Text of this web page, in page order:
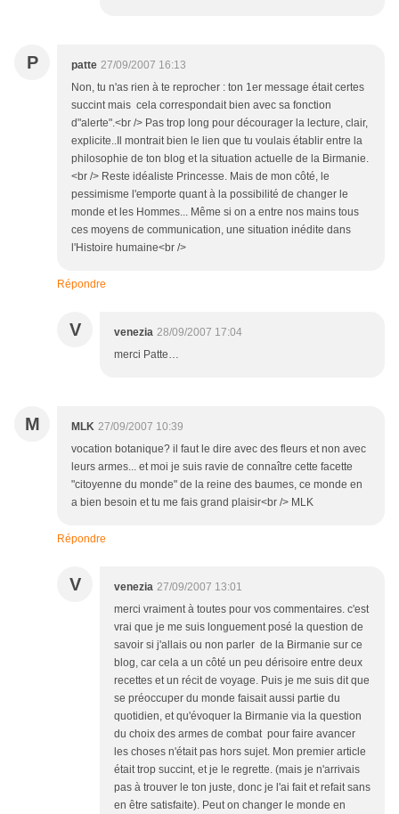
P patte 27/09/2007 16:13
Non, tu n'as rien à te reprocher : ton 1er message était certes
succint mais cela correspondait bien avec sa fonction
d"alerte".<br /> Pas trop long pour décourager la lecture, clair,
explicite..Il montrait bien le lien que tu voulais établir entre la
philosophie de ton blog et la situation actuelle de la Birmanie.
<br /> Reste idéaliste Princesse. Mais de mon côté, le
pessimisme l'emporte quant à la possibilité de changer le
monde et les Hommes... Même si on a entre nos mains tous
ces moyens de communication, une situation inédite dans
l'Histoire humaine<br />
Répondre
V venezia 28/09/2007 17:04
merci Patte…
M MLK 27/09/2007 10:39
vocation botanique? il faut le dire avec des fleurs et non avec
leurs armes... et moi je suis ravie de connaître cette facette
"citoyenne du monde" de la reine des baumes, ce monde en
a bien besoin et tu me fais grand plaisir<br /> MLK
Répondre
V venezia 27/09/2007 13:01
merci vraiment à toutes pour vos commentaires. c'est
vrai que je me suis longuement posé la question de
savoir si j'allais ou non parler de la Birmanie sur ce
blog, car cela a un côté un peu dérisoire entre deux
recettes et un récit de voyage. Puis je me suis dit que
se préoccuper du monde faisait aussi partie du
quotidien, et qu'évoquer la Birmanie via la question
du choix des armes de combat pour faire avancer
les choses n'était pas hors sujet. Mon premier article
était trop succint, et je le regrette. (mais je n'arrivais
pas à trouver le ton juste, donc je l'ai fait et refait sans
en être satisfaite). Peut on changer le monde en